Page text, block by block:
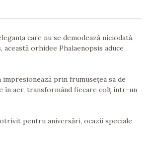
care nu se demodează niciodată.
orhidee Phalaenopsis aduce
prin frumusețea sa de
în aer, transformând fiecare colț într-un
pentru aniversări, ocazii speciale